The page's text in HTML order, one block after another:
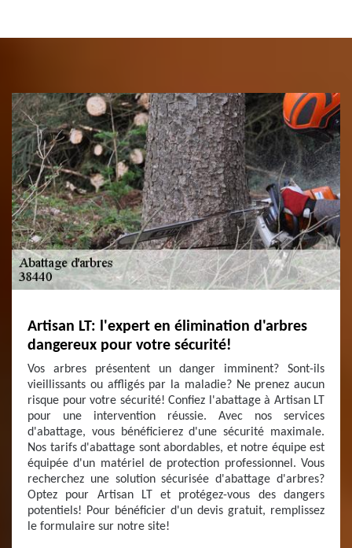
Artisan LT: l'expert en élimination d'arbres
dangereux pour votre sécurité!
Vos arbres présentent un danger imminent? Sont-ils
vieillissants ou affligés par la maladie? Ne prenez aucun
risque pour votre sécurité! Confiez l'abattage à Artisan LT
pour une intervention réussie. Avec nos services
d'abattage, vous bénéficierez d'une sécurité maximale.
Nos tarifs d'abattage sont abordables, et notre équipe est
équipée d'un matériel de protection professionnel. Vous
recherchez une solution sécurisée d'abattage d'arbres?
Optez pour Artisan LT et protégez-vous des dangers
potentiels! Pour bénéficier d'un devis gratuit, remplissez
le formulaire sur notre site!